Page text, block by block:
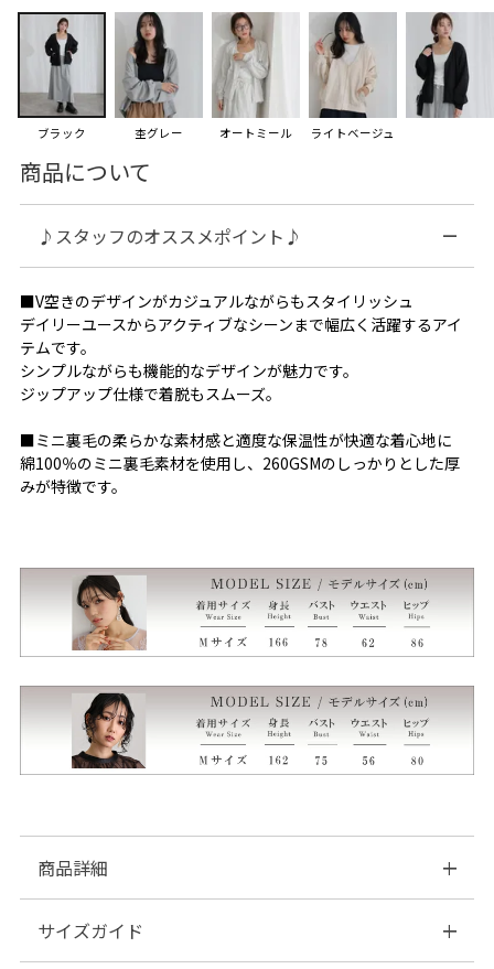
ブラック 杢グレー オートミール ライトベージュ
商品について
♪スタッフのオススメポイント♪
■V空きのデザインがカジュアルながらもスタイリッシュ
デイリーユースからアクティブなシーンまで幅広く活躍するアイ
テムです。
シンプルながらも機能的なデザインが魅力です。
ジップアップ仕様で着脱もスムーズ。
■ミニ裏毛の柔らかな素材感と適度な保温性が快適な着心地に
綿100％のミニ裏毛素材を使用し、260GSMのしっかりとした厚
みが特徴です。
商品詳細
■素材：綿100％
■伸縮性：あり
サイズガイド